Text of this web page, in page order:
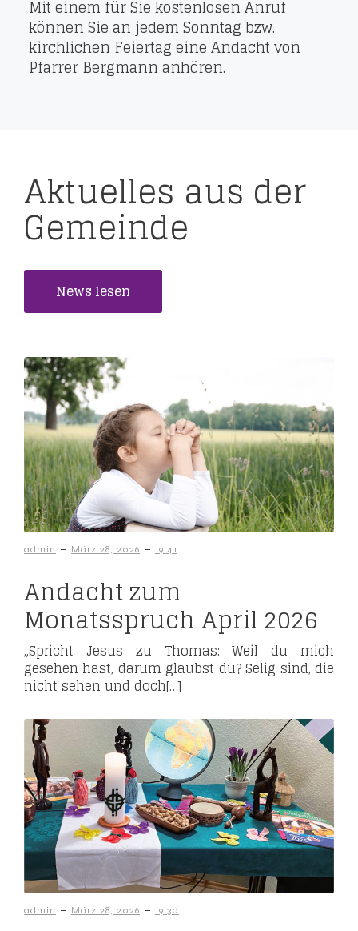
Mit einem für Sie kostenlosen Anruf
können Sie an jedem Sonntag bzw.
kirchlichen Feiertag eine Andacht von
Pfarrer Bergmann anhören.
Aktuelles aus der
Gemeinde
News lesen
admin – März 28, 2026 – 19:41
Andacht zum
Monatsspruch April 2026
„Spricht Jesus zu Thomas: Weil du mich
gesehen hast, darum glaubst du? Selig sind, die
nicht sehen und doch[…]
admin – März 28, 2026 – 19:30